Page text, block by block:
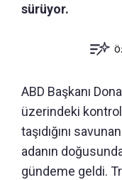
sürüyor.
ABD Başkanı
üzerindeki
taşıdığını
adanın
gündeme geldi.